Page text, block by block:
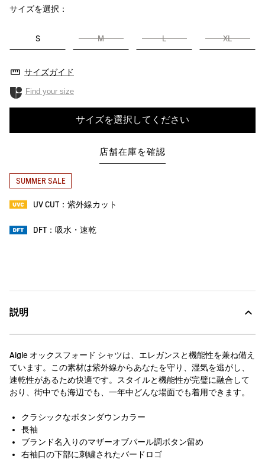
サイズを選択：
S M L XL
サイズガイド
Find your size
サイズを選択してください
店舗在庫を確認
SUMMER SALE
UV CUT：紫外線カット
DFT：吸水・速乾
説明
Aigle オックスフォード シャツは、エレガンスと機能性を兼ね備え
ています。この素材は紫外線からあなたを守り、湿気を逃がし、
速乾性があるため快適です。スタイルと機能性が完璧に融合して
おり、街中でも海辺でも、一年中どんな場面でも着用できます。
クラシックなボタンダウンカラー
長袖
ブランド名入りのマザーオブパール調ボタン留め
右袖口の下部に刺繍されたバードロゴ